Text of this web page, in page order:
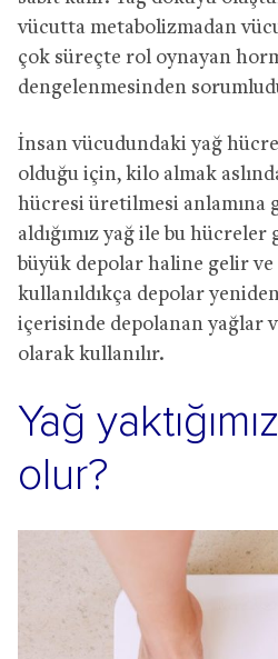
vücutta metabolizmadan
çok süreçte rol oynayan
dengelenmesinden
İnsan vücudundaki yağ
olduğu için, kilo almak
hücresi üretilmesi anlamına
aldığımız yağ ile bu
büyük depolar haline gelir
kullanıldıkça depolar
içerisinde depolanan
olarak kullanılır.
Yağ
olur?